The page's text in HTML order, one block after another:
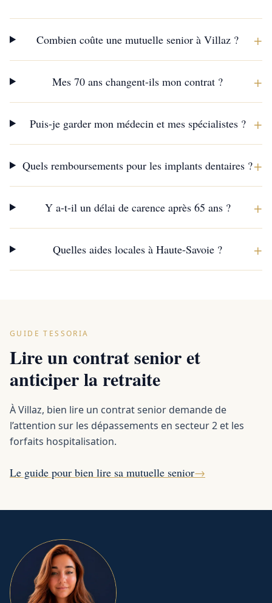
Combien coûte une mutuelle senior à Villaz ? +
Mes 70 ans changent-ils mon contrat ? +
Puis-je garder mon médecin et mes spécialistes ? +
Quels remboursements pour les implants dentaires ?+
Y a-t-il un délai de carence après 65 ans ? +
Quelles aides locales à Haute-Savoie ? +
GUIDE TESSORIA
Lire un contrat senior et
anticiper la retraite
À Villaz, bien lire un contrat senior demande de
l’attention sur les dépassements en secteur 2 et les
forfaits hospitalisation.
Le guide pour bien lire sa mutuelle senior→